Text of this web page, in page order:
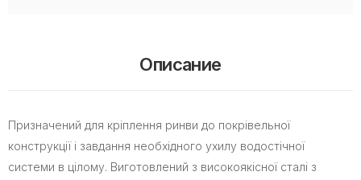
Описание
Призначений для кріплення ринви до покрівельної
конструкції і завдання необхідного ухилу водостічної
системи в цілому. Виготовлений з високоякісної сталі з